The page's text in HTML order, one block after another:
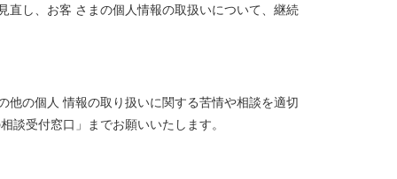
直し、お客 さまの個人情報の取扱いについて、継続
他の個人 情報の取り扱いに関する苦情や相談を適切
談受付窓口」までお願いいたします。